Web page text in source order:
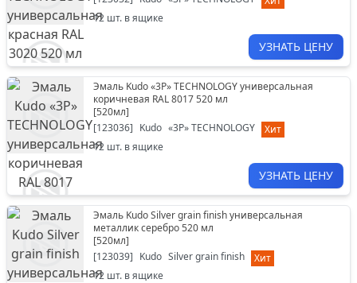
12 шт. в ящике
УЗНАТЬ ЦЕНУ
Эмаль Kudo «3P» TECHNOLOGY универсальная
коричневая RAL 8017 520 мл
[520мл]
[123036] Kudo «3P» TECHNOLOGY
Хит
12 шт. в ящике
УЗНАТЬ ЦЕНУ
Эмаль Kudo Silver grain finish универсальная
металлик серебро 520 мл
[520мл]
[123039] Kudo Silver grain finish
Хит
12 шт. в ящике